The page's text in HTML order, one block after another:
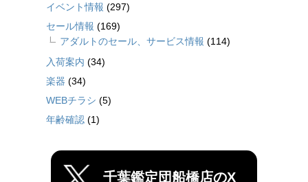
イベント情報 (297)
セール情報 (169)
アダルトのセール、サービス情報 (114)
入荷案内 (34)
楽器 (34)
WEBチラシ (5)
年齢確認 (1)
千葉鑑定団船橋店のX